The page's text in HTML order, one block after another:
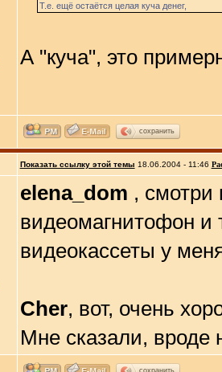
Т.е. ещё остаётся целая куча денег,
А "куча", это
сохранить
Показать ссылку этой темы 18.06.2004 - 11:46
elena_dom ,
видеомагнитофон и
видеокассеты у
Cher, вот, очень
Мне сказали, вроде
сохранить